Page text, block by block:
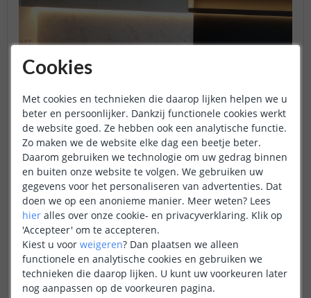
Wanneer kiest u voor gewone
ledstrips?
Gewone ledstrips zijn ideaal als u op zoek bent naar
verlichting die voornamelijk bedoeld is om een ruimte te
verlichten.
Ze zijn perfect vooronder kastjes in de keukenvoor extra
werkverlichting,achter TV’som sfeerverlichting te creëren,
en als algemene verlichting in eenkoof van een plafond
De veelzijdigheid maakt gewone ledstrips geschikt voor
diverse toepassingen waarbij een goede lichtopbrengst
belangrijk is
Cookies
Met cookies en technieken die daarop lijken helpen we u
beter en persoonlijker. Dankzij functionele cookies werkt
de website goed. Ze hebben ook een analytische functie.
Zo maken we de website elke dag een beetje beter.
Daarom gebruiken we technologie om uw gedrag binnen
en buiten onze website te volgen. We gebruiken uw
gegevens voor het personaliseren van advertenties. Dat
doen we op een anonieme manier. Meer weten? Lees
hier alles over onze cookie- en privacyverklaring. Klik op
'Accepteer' om te accepteren.
Kiest u voor weigeren? Dan plaatsen we alleen
functionele en analytische cookies en gebruiken we
technieken die daarop lijken. U kunt uw voorkeuren later
nog aanpassen op de voorkeuren pagina.